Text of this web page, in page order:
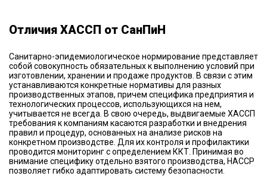
Отличия ХАССП от СанПиН
Санитарно-эпидемиологическое нормирование представляет
собой совокупность обязательных к выполнению условий при
изготовлении, хранении и продаже продуктов. В связи с этим
устанавливаются конкретные нормативы для разных
производственных этапов, причем специфика предприятия и
технологических процессов, использующихся на нем,
учитывается не всегда. В свою очередь, выдвигаемые ХАССП
требования к компаниям касаются разработки и внедрения
правил и процедур, основанных на анализе рисков на
конкретном производстве. Для их контроля и профилактики
проводится мониторинг с определением ККТ. Принимая во
внимание специфику отдельно взятого производства, HACCP
позволяет гибко адаптировать систему безопасности.